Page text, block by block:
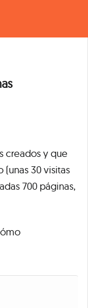
creados y que
30 visitas
700 páginas,